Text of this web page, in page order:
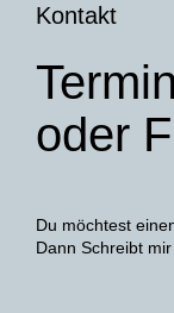
Kontakt
oder
Du möchtest
Dann Schreibt